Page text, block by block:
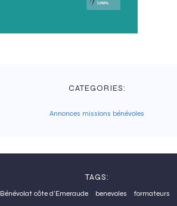
CATEGORIES:
Annonces missions bénévoles
TAGS:
Bénévolat côte d'Emeraude benevoles formateurs